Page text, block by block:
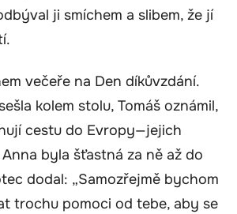
ji smíchem a slibem, že jí
večeře na Den díkůvzdání.
kolem stolu, Tomáš oznámil,
cestu do Evropy—jejich
byla šťastná za ně až do
dodal: „Samozřejmě bychom
trochu pomoci od tebe, aby se